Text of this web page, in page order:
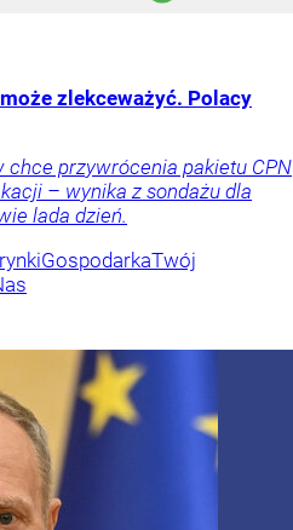
zlekceważyć. Polacy
przywrócenia pakietu CPN
– wynika z sondażu dla
lada dzień.
GospodarkaTwój